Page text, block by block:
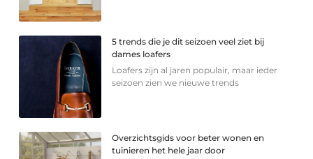
5 trends die je dit seizoen veel ziet bij
dames loafers
Loafers zijn al jaren populair, maar ieder
seizoen zien we nieuwe trends
Overzichtsgids voor beter wonen en
tuinieren het hele jaar door